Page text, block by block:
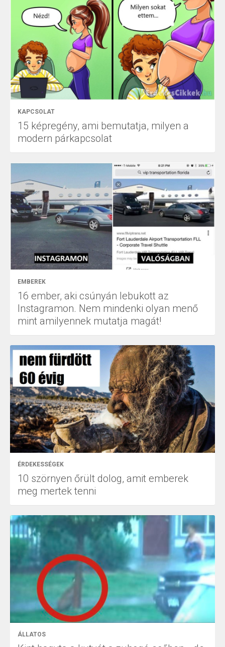
KAPCSOLAT
15 képregény, ami bemutatja, milyen a
modern párkapcsolat
EMBEREK
16 ember, aki csúnyán lebukott az
Instagramon. Nem mindenki olyan menő
mint amilyennek mutatja magát!
ÉRDEKESSÉGEK
10 szörnyen őrült dolog, amit emberek
meg mertek tenni
ÁLLATOS